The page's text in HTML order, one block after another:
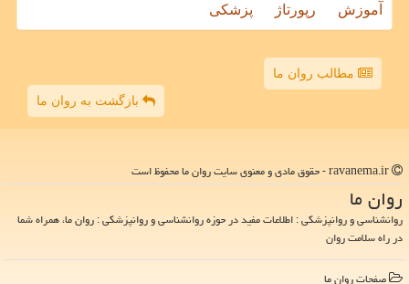
آموزش رپورتاژ پزشکی
مطالب روان ما
بازگشت به روان ما
روان ما
روانشناسی و روانپزشکی : اطلاعات مفید در حوزه روانشناسی و روانپزشکی : روان ما، همراه شما
در راه سلامت روان
صفحات روان ما